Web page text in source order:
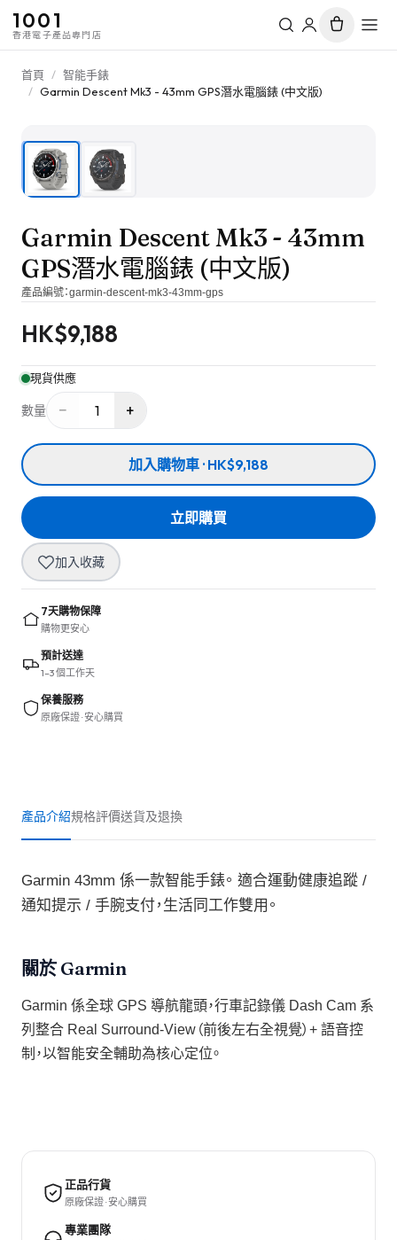
1001
香港電子產品專門店
首頁 / 智能手錶
/ Garmin Descent Mk3 - 43mm GPS潛水電腦錶 (中文版)
Garmin Descent Mk3 - 43mm
GPS潛水電腦錶 (中文版)
產品編號：garmin-descent-mk3-43mm-gps
HK$9,188
現貨供應
數量 − 1 +
加入購物車 · HK$9,188
立即購買
加入收藏
7天購物保障
購物更安心
預計送達
1–3 個工作天
保養服務
原廠保證 · 安心購買
產品介紹規格評價送貨及退換
Garmin 43mm 係一款智能手錶。 適合運動健康追蹤 /
通知提示 / 手腕支付，生活同工作雙用。
關於 Garmin
Garmin 係全球 GPS 導航龍頭，行車記錄儀 Dash Cam 系
列整合 Real Surround-View（前後左右全視覺）+ 語音控
制，以智能安全輔助為核心定位。
正品行貨
原廠保證 · 安心購買
專業團隊